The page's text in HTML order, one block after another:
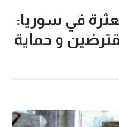
في سوريا:
و حماية